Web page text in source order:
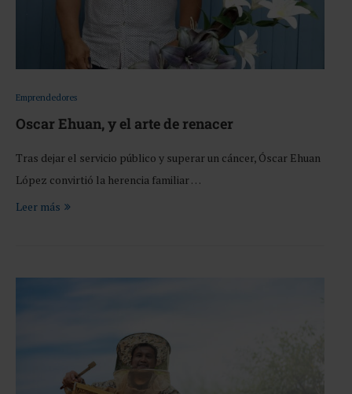
Emprendedores
Oscar Ehuan, y el arte de renacer
Tras dejar el servicio público y superar un cáncer, Óscar Ehuan
López convirtió la herencia familiar …
Leer más